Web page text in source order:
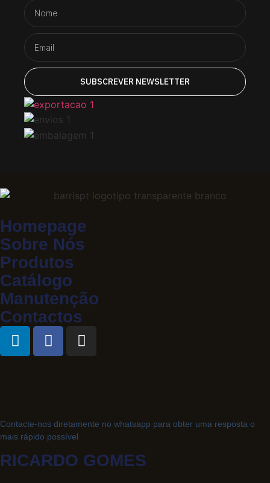
SUBSCREVER NEWSLETTER
Homepage
Sobre Nós
Produtos
Catálogo
Manutenção
Contactos
Contacte-nos diretamente no whatsapp para obter uma resposta o
mais rápido possível
RICARDO GOMES